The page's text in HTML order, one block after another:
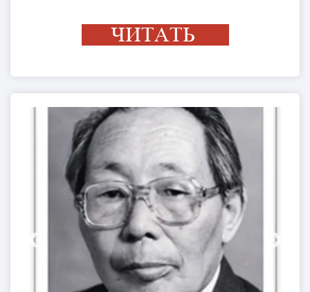
ЧИТАТЬ